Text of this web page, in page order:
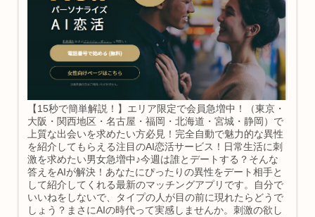
【15秒で簡単解説！】エリア限定で会員急増中！（東京・
大阪・関西地区・名古屋・福岡・北海道・宮城・静岡）で
上質な出会いを求めたい方必見！完全自動で魅力的な異性
を紹介してもらえる注目のAI恋活サービス！日常生活に刺
激を求めたい男女急増中♪今週は誰とデートする？そんな
答えをAIが解決！あなたにぴったりの異性をデート相手と
して紹介してくれる最新のマッチングアプリです。自分で
いいねをしないで、タイプの人が目の前に現れたらどうで
しょう？まさにAIの時代って実感しませんか。刺激の欲し